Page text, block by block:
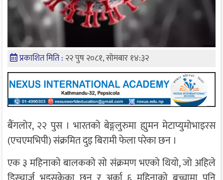
प्रकाशित मिति : २२ पुष २०८१, सोमबार १४:३२
बैंगलोर, २२ पुस । भारतको बेङ्गलुरुमा ह्युमन मेटाप्युमोभाइरस
(एचएमभिपी) संक्रमित दुइ बिरामी फेला परेका छन ।
एक ३ महिनाको बालकको सो संक्रमण भएको थियो, जो अहिले